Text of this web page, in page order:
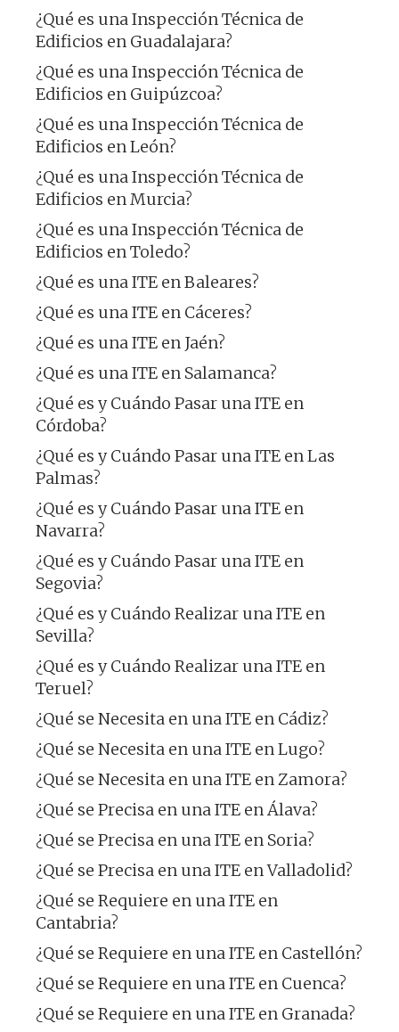
¿Qué es una Inspección Técnica de
Edificios en Guadalajara?
¿Qué es una Inspección Técnica de
Edificios en Guipúzcoa?
¿Qué es una Inspección Técnica de
Edificios en León?
¿Qué es una Inspección Técnica de
Edificios en Murcia?
¿Qué es una Inspección Técnica de
Edificios en Toledo?
¿Qué es una ITE en Baleares?
¿Qué es una ITE en Cáceres?
¿Qué es una ITE en Jaén?
¿Qué es una ITE en Salamanca?
¿Qué es y Cuándo Pasar una ITE en
Córdoba?
¿Qué es y Cuándo Pasar una ITE en Las
Palmas?
¿Qué es y Cuándo Pasar una ITE en
Navarra?
¿Qué es y Cuándo Pasar una ITE en
Segovia?
¿Qué es y Cuándo Realizar una ITE en
Sevilla?
¿Qué es y Cuándo Realizar una ITE en
Teruel?
¿Qué se Necesita en una ITE en Cádiz?
¿Qué se Necesita en una ITE en Lugo?
¿Qué se Necesita en una ITE en Zamora?
¿Qué se Precisa en una ITE en Álava?
¿Qué se Precisa en una ITE en Soria?
¿Qué se Precisa en una ITE en Valladolid?
¿Qué se Requiere en una ITE en
Cantabria?
¿Qué se Requiere en una ITE en Castellón?
¿Qué se Requiere en una ITE en Cuenca?
¿Qué se Requiere en una ITE en Granada?